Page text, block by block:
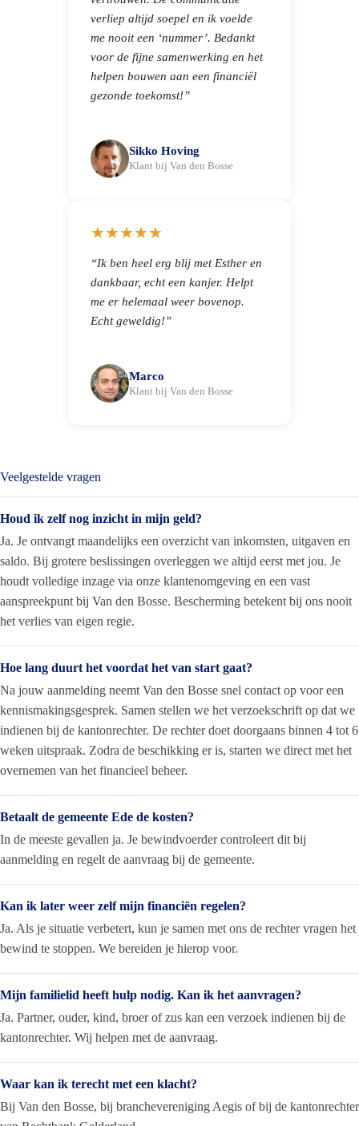
verliep altijd soepel en ik voelde
me nooit een ‘nummer’. Bedankt
voor de fijne samenwerking en het
helpen bouwen aan een financiël
gezonde toekomst!”
Sikko Hoving
Klant bij Van den Bosse
★★★★★
“Ik ben heel erg blij met Esther en
dankbaar, echt een kanjer. Helpt
me er helemaal weer bovenop.
Echt geweldig!”
Marco
Klant bij Van den Bosse
Veelgestelde vragen
Houd ik zelf nog inzicht in mijn geld?
Ja. Je ontvangt maandelijks een overzicht van inkomsten, uitgaven en
saldo. Bij grotere beslissingen overleggen we altijd eerst met jou. Je
houdt volledige inzage via onze klantenomgeving en een vast
aanspreekpunt bij Van den Bosse. Bescherming betekent bij ons nooit
het verlies van eigen regie.
Hoe lang duurt het voordat het van start gaat?
Na jouw aanmelding neemt Van den Bosse snel contact op voor een
kennismakingsgesprek. Samen stellen we het verzoekschrift op dat we
indienen bij de kantonrechter. De rechter doet doorgaans binnen 4 tot 6
weken uitspraak. Zodra de beschikking er is, starten we direct met het
overnemen van het financieel beheer.
Betaalt de gemeente Ede de kosten?
In de meeste gevallen ja. Je bewindvoerder controleert dit bij
aanmelding en regelt de aanvraag bij de gemeente.
Kan ik later weer zelf mijn financiën regelen?
Ja. Als je situatie verbetert, kun je samen met ons de rechter vragen het
bewind te stoppen. We bereiden je hierop voor.
Mijn familielid heeft hulp nodig. Kan ik het aanvragen?
Ja. Partner, ouder, kind, broer of zus kan een verzoek indienen bij de
kantonrechter. Wij helpen met de aanvraag.
Waar kan ik terecht met een klacht?
Bij Van den Bosse, bij branchevereniging Aegis of bij de kantonrechter